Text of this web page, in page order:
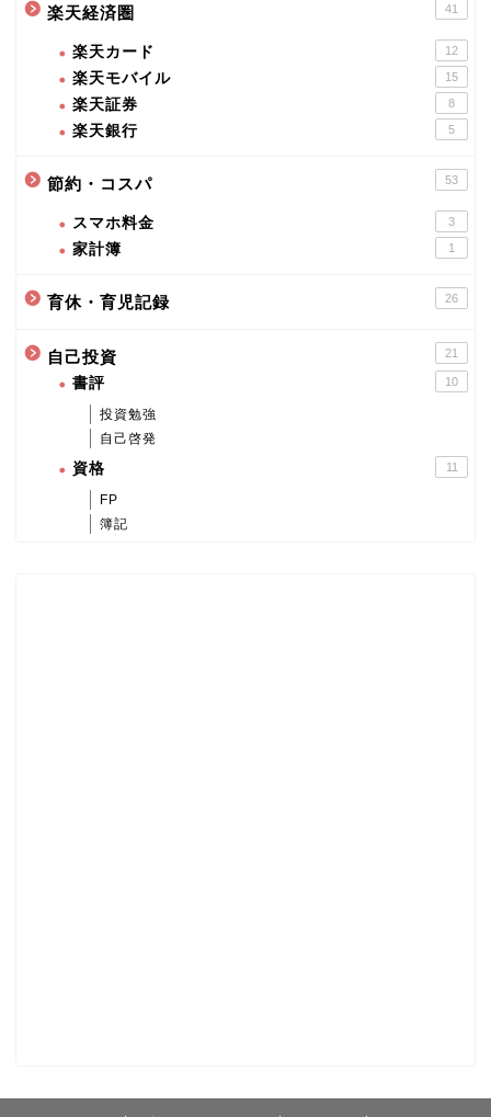
楽天経済圏 41
楽天カード 12
楽天モバイル 15
楽天証券 8
楽天銀行 5
節約・コスパ 53
スマホ料金 3
家計簿 1
育休・育児記録 26
自己投資 21
書評 10
投資勉強
自己啓発
資格 11
FP
簿記